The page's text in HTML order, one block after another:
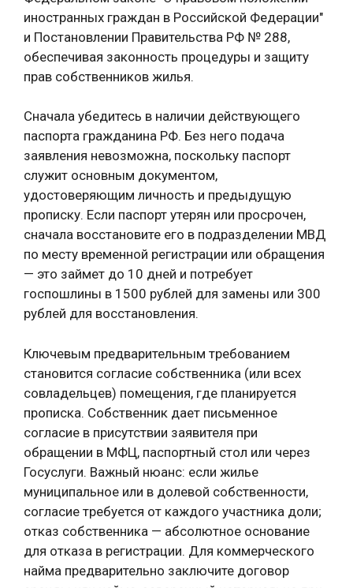
иностранных граждан в Российской Федерации"
и Постановлении Правительства РФ № 288,
обеспечивая законность процедуры и защиту
прав собственников жилья.
Сначала убедитесь в наличии действующего
паспорта гражданина РФ. Без него подача
заявления невозможна, поскольку паспорт
служит основным документом,
удостоверяющим личность и предыдущую
прописку. Если паспорт утерян или просрочен,
сначала восстановите его в подразделении МВД
по месту временной регистрации или обращения
— это займет до 10 дней и потребует
госпошлины в 1500 рублей для замены или 300
рублей для восстановления.
Ключевым предварительным требованием
становится согласие собственника (или всех
совладельцев) помещения, где планируется
прописка. Собственник дает письменное
согласие в присутствии заявителя при
обращении в МФЦ, паспортный стол или через
Госуслуги. Важный нюанс: если жилье
муниципальное или в долевой собственности,
согласие требуется от каждого участника доли;
отказ собственника — абсолютное основание
для отказа в регистрации. Для коммерческого
найма предварительно заключите договор